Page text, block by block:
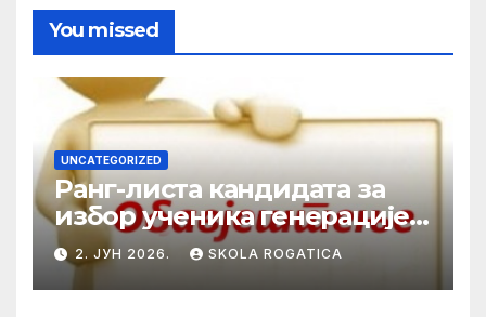
You missed
UNCATEGORIZED
Ранг-листа кандидата за
избор ученика генерације у
школској 2025/2026. години
2. ЈУН 2026. SKOLA ROGATICA